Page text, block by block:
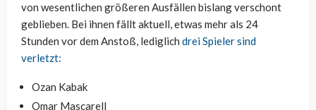
von wesentlichen größeren Ausfällen bislang verschont
geblieben. Bei ihnen fällt aktuell, etwas mehr als 24
Stunden vor dem Anstoß, lediglich drei Spieler sind
verletzt:
Ozan Kabak
Omar Mascarell